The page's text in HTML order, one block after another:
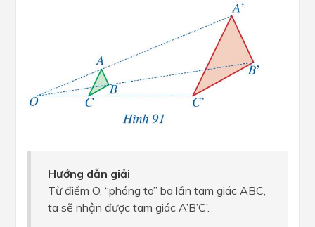
Hướng dẫn giải
Từ điểm O, ‘‘phóng to’’ ba lần tam giác ABC,
ta sẽ nhận được tam giác A’B’C’.